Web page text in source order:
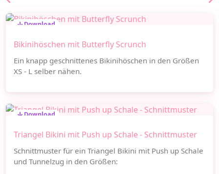
Download
Bikinihöschen mit Butterfly Scrunch
Ein knapp geschnittenes Bikinihöschen in den Größen
XS - L selber nähen.
Download
Triangel Bikini mit Push up Schale - Schnittmuster
Schnittmuster für ein Triangel Bikini mit Push up Schale
und Tunnelzug in den Größen: